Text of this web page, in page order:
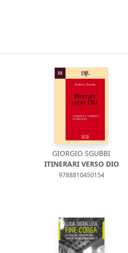
GIORGIO SGUBBI
ITINERARI VERSO DIO
9788810450154